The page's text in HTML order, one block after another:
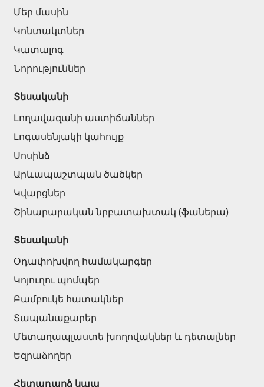
Մեր մասին
Կոնտակտներ
Կատալոգ
Նորություններ
Տեսականի
Լողավազանի աստիճաններ
Լոգասենյակի կահույք
Սոսինձ
Արևապաշտպան ծածկեր
Կվարցներ
Շինարարական նրբատախտակ (ֆաներա)
Տեսականի
Օդափոխվող համակարգեր
Կոյուղու պոմպեր
Բամբուկե հատակներ
Տապանաքարեր
Մետաղապլաստե խողովակներ և դետալներ
Եզրաձողեր
Հետադարձ կապ